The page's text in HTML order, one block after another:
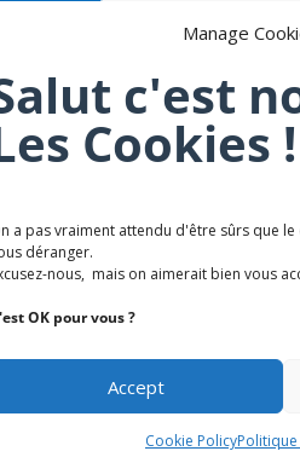
Manage
c'est
Cookies !
a pas vraiment attendu d'être sûrs que
déranger.
nous, mais on aimerait bien vous
OK pour vous ?
Accept
Cookie Policy
Karaté Mont Saint Martin
Terres de mercy -